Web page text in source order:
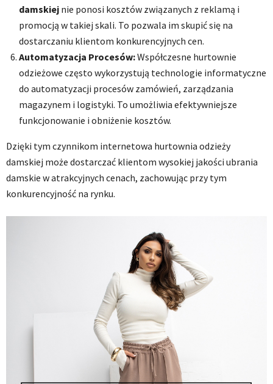
damskiej nie ponosi kosztów związanych z reklamą i
promocją w takiej skali. To pozwala im skupić się na
dostarczaniu klientom konkurencyjnych cen.
Automatyzacja Procesów:Współczesne hurtownie
odzieżowe często wykorzystują technologie informatyczne
do automatyzacji procesów zamówień, zarządzania
magazynem i logistyki. To umożliwia efektywniejsze
funkcjonowanie i obniżenie kosztów.
Dzięki tym czynnikom internetowa hurtownia odzieży
damskiej może dostarczać klientom wysokiej jakości ubrania
damskie w atrakcyjnych cenach, zachowując przy tym
konkurencyjność na rynku.